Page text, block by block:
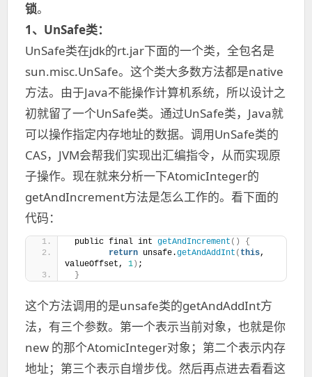
锁。
1、UnSafe类：
UnSafe类在jdk的rt.jar下面的一个类，全包名是
sun.misc.UnSafe。这个类大多数方法都是native
方法。由于Java不能操作计算机系统，所以设计之
初就留了一个UnSafe类。通过UnSafe类，Java就
可以操作指定内存地址的数据。调用UnSafe类的
CAS，JVM会帮我们实现出汇编指令，从而实现原
子操作。现在就来分析一下AtomicInteger的
getAndIncrement方法是怎么工作的。看下面的
代码：
public final int getAndIncrement ()
{
return unsafe.getAndAddInt ( this,
valueOffset, 1 ) ;
}
这个方法调用的是unsafe类的getAndAddInt方
法，有三个参数。第一个表示当前对象，也就是你
new 的那个AtomicInteger对象；第二个表示内存
地址；第三个表示自增步伐。然后再点进去看看这